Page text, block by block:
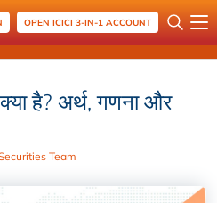
OPEN ICICI 3-IN-1 ACCOUNT
है? अर्थ, गणना और
Team